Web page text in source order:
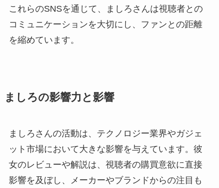
これらのSNSを通じて、ましろさんは視聴者との
コミュニケーションを大切にし、ファンとの距離
を縮めています。
ましろの影響力と影響
ましろさんの活動は、テクノロジー業界やガジェ
ット市場において大きな影響を与えています。彼
女のレビューや解説は、視聴者の購買意欲に直接
影響を及ぼし、メーカーやブランドからの注目も